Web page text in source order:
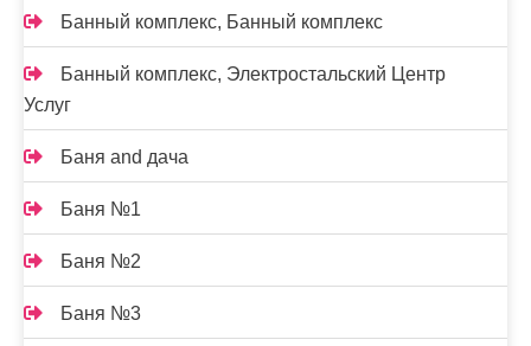
Банный комплекс, Банный комплекс
Банный комплекс, Электростальский Центр
Услуг
Баня and дача
Баня №1
Баня №2
Баня №3